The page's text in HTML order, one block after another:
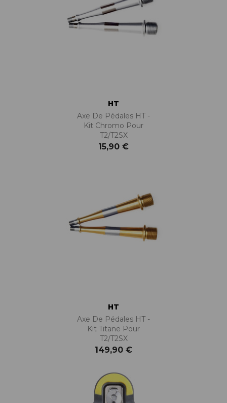
HT
Axe De Pédales HT -
Kit Chromo Pour
T2/T2SX
15,90 €
HT
Axe De Pédales HT -
Kit Titane Pour
T2/T2SX
149,90 €